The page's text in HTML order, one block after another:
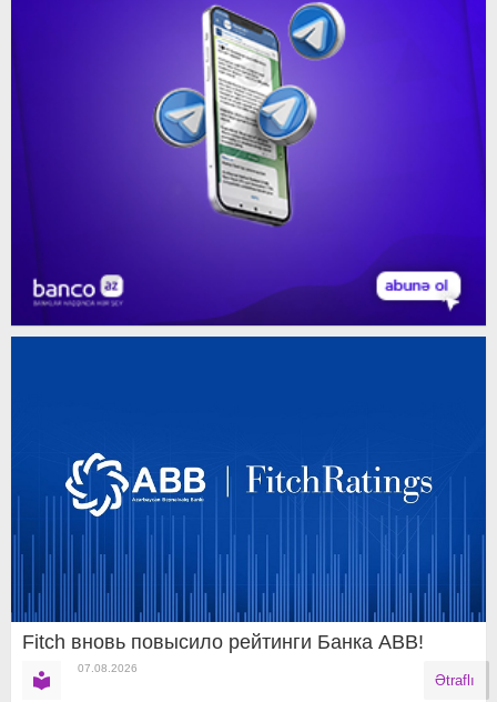
Fitch вновь повысило рейтинги Банка ABB!
07.08.2026
Ətraflı